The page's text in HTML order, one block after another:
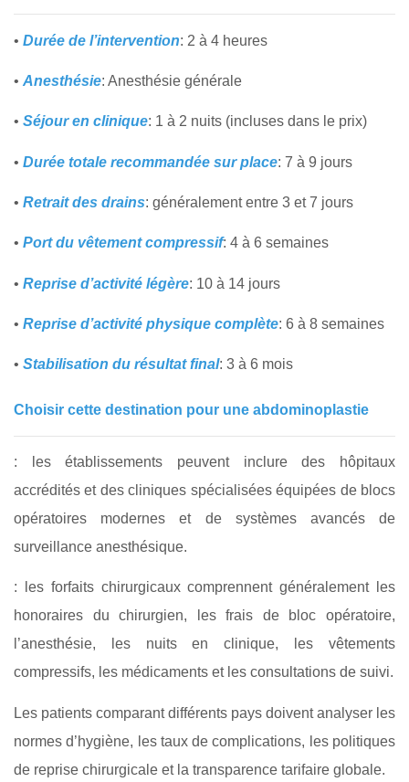
• Durée de l’intervention: 2 à 4 heures
• Anesthésie: Anesthésie générale
• Séjour en clinique: 1 à 2 nuits (incluses dans le prix)
• Durée totale recommandée sur place: 7 à 9 jours
• Retrait des drains: généralement entre 3 et 7 jours
• Port du vêtement compressif: 4 à 6 semaines
• Reprise d’activité légère: 10 à 14 jours
• Reprise d’activité physique complète: 6 à 8 semaines
• Stabilisation du résultat final: 3 à 6 mois
Choisir cette destination pour une abdominoplastie
: les établissements peuvent inclure des hôpitaux
accrédités et des cliniques spécialisées équipées de blocs
opératoires modernes et de systèmes avancés de
surveillance anesthésique.
: les forfaits chirurgicaux comprennent généralement les
honoraires du chirurgien, les frais de bloc opératoire,
l’anesthésie, les nuits en clinique, les vêtements
compressifs, les médicaments et les consultations de suivi.
Les patients comparant différents pays doivent analyser les
normes d’hygiène, les taux de complications, les politiques
de reprise chirurgicale et la transparence tarifaire globale.